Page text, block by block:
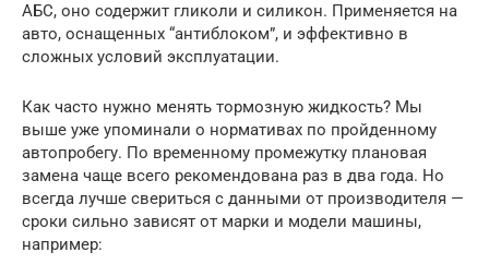
АБС, оно содержит гликоли и силикон. Применяется на
авто, оснащенных “антиблоком”, и эффективно в
сложных условий эксплуатации.
Как часто нужно менять тормозную жидкость? Мы
выше уже упоминали о нормативах по пройденному
автопробегу. По временному промежутку плановая
замена чаще всего рекомендована раз в два года. Но
всегда лучше свериться с данными от производителя —
сроки сильно зависят от марки и модели машины,
например: